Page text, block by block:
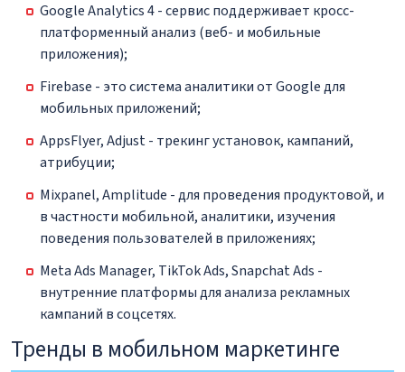
Google Analytics 4 - сервис поддерживает кросс-
платформенный анализ (веб- и мобильные
приложения);
Firebase - это система аналитики от Google для
мобильных приложений;
AppsFlyer, Adjust - трекинг установок, кампаний,
атрибуции;
Mixpanel, Amplitude - для проведения продуктовой, и
в частности мобильной, аналитики, изучения
поведения пользователей в приложениях;
Meta Ads Manager, TikTok Ads, Snapchat Ads -
внутренние платформы для анализа рекламных
кампаний в соцсетях.
Тренды в мобильном маркетинге